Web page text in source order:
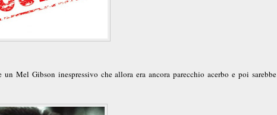
Mel Gibson inespressivo che allora era ancora parecchio acerbo e poi sarebbe